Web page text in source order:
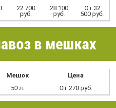
22 700
руб.
28 100
руб.
От 32
500 руб.
в мешках
Мешок
Цена
50 л. От 270 руб.